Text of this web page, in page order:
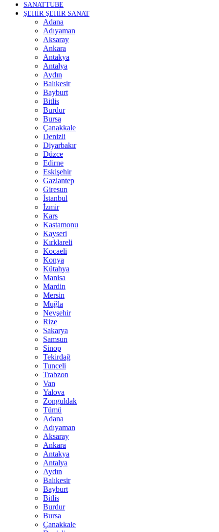
SANATTUBE
ŞEHİR ŞEHİR SANAT
Adana
Adıyaman
Aksaray
Ankara
Antakya
Antalya
Aydın
Balıkesir
Bayburt
Bitlis
Burdur
Bursa
Çanakkale
Denizli
Diyarbakır
Düzce
Edirne
Eskişehir
Gaziantep
Giresun
İstanbul
İzmir
Kars
Kastamonu
Kayseri
Kırklareli
Kocaeli
Konya
Kütahya
Manisa
Mardin
Mersin
Muğla
Nevşehir
Rize
Sakarya
Samsun
Sinop
Tekirdağ
Tunceli
Trabzon
Van
Yalova
Zonguldak
Tümü
Adana
Adıyaman
Aksaray
Ankara
Antakya
Antalya
Aydın
Balıkesir
Bayburt
Bitlis
Burdur
Bursa
Çanakkale